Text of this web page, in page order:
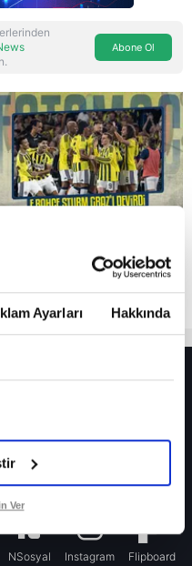
Ayarları Hakkında
Ver
Abone Ol
arasında gelmişti
için olay sözler!
NSosyal Instagram Flipboard